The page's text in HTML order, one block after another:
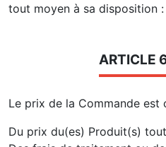
tout moyen à sa disposition
ARTICLE
Le prix de la Commande est
Du prix du(es) Produit(s)